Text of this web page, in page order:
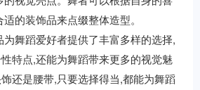
的装饰品来点缀整体造型。
舞蹈爱好者提供了丰富多样的选择,
特点,还能为舞蹈带来更多的视觉魅
还是腰带,只要选择得当,都能为舞蹈